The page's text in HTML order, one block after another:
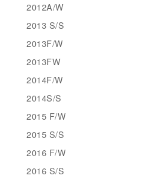
2012A/W
2013 S/S
2013F/W
2013FW
2014F/W
2014S/S
2015 F/W
2015 S/S
2016 F/W
2016 S/S